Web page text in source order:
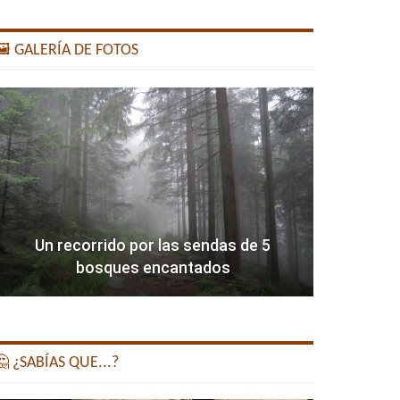
GALERÍA DE FOTOS
Un recorrido por las sendas de 5
bosques encantados
¿SABÍAS QUE...?